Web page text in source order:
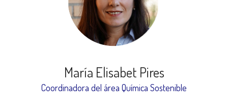
María Elisabet Pires
Coordinadora del área Química Sostenible